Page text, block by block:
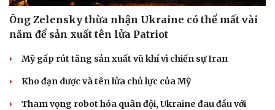
Ông Zelensky thừa nhận Ukraine có thể mất vài
năm để sản xuất tên lửa Patriot
Mỹ gấp rút tăng sản xuất vũ khí vì chiến sự Iran
Kho đạn dược và tên lửa chủ lực của Mỹ
Tham vọng robot hóa quân đội, Ukraine đau đầu với